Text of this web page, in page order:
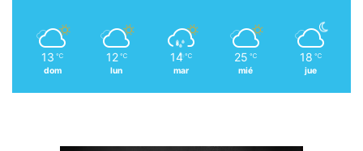
13 ℃
dom
12 ℃
lun
14 ℃
mar
25 ℃
mié
18 ℃
jue